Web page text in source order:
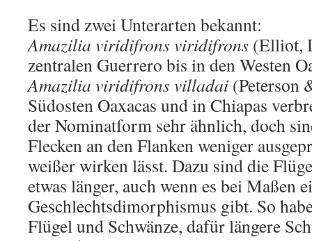
Es sind zwei Unterarten bekannt:
Amazilia viridifrons viridifrons (Elliot,
zentralen Guerrero bis in den Westen
Amazilia viridifrons villadai (Peterson
Südosten Oaxacas und in Chiapas
der Nominatform sehr ähnlich, doch
Flecken an den Flanken weniger
weißer wirken lässt. Dazu sind die
etwas länger, auch wenn es bei Maßen
Geschlechtsdimorphismus gibt. So
Flügel und Schwänze, dafür längere